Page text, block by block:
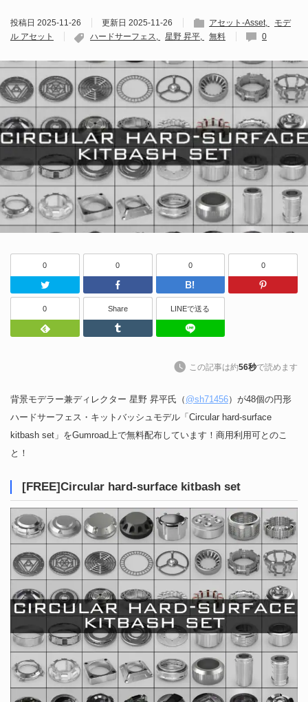
投稿日 2025-11-26 更新日 2025-11-26 アセット-Asset
モデ
ル アセット
ハードサーフェス 星野 昇平 無料 0
0
Twitter
0
Facebook
0
はてなブッ
0
0
Feedly
Share
Tumblr
LINEで送る
この記事は約56秒で読めます
背景モデラー兼ディレクター 星野 昇平氏（ @sh71456）が48個の円形
ハードサーフェス・キットバッシュモデル「Circular hard-surface
kitbash set」をGumroad上で無料配布しています！商用利用可とのこ
と！
[FREE]Circular hard-surface kitbash set